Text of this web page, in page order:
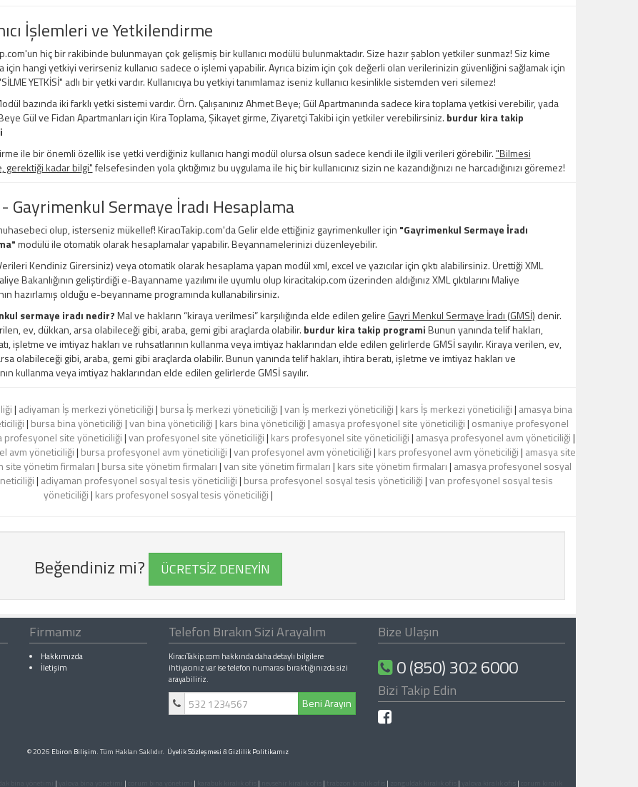
İşlemleri ve Yetkilendirme
hiç bir rakibinde bulunmayan çok gelişmiş bir kullanıcı modülü bulunmaktadır. Size hazır şablon yetkiler sunmaz! Siz kime
için hangi yetkiyi verirseniz kullanıcı sadece o işlemi yapabilir. Ayrıca bizim için çok değerli olan verilerinizin güvenliğini sağlamak için
YETKİSİ" adlı bir yetki vardır. Kullanıcıya bu yetkiyi tanımlamaz iseniz kullanıcı kesinlikle sistemden veri silemez!
bazında iki farklı yetki sistemi vardır. Örn. Çalışanınız Ahmet Beye; Gül Apartmanında sadece kira toplama yetkisi verebilir, yada
Gül ve Fidan Apartmanları için Kira Toplama, Şikayet girme, Ziyaretçi Takibi için yetkiler verebilirsiniz. burdur kira takip
ile bir önemli özellik ise yetki verdiğiniz kullanıcı hangi modül olursa olsun sadece kendi ile ilgili verileri görebilir."Bilmesi
gerektiği kadar bilgi"felsefesinden yola çıktığımız bu uygulama ile hiç bir kullanıcınız sizin ne kazandığınızı ne harcadığınızı göremez!
Gayrimenkul Sermaye İradı Hesaplama
olup, isterseniz mükellef! KiracıTakip.com'da Gelir elde ettiğiniz gayrimenkuller için "Gayrimenkul Sermaye İradı
modülü ile otomatik olarak hesaplamalar yapabilir. Beyannamelerinizi düzenleyebilir.
Kendiniz Girersiniz) veya otomatik olarak hesaplama yapan modül xml, excel ve yazıcılar için çıktı alabilirsiniz. Ürettiği XML
Bakanlığının geliştirdiği e-Bayanname yazılımı ile uyumlu olup kiracitakip.com üzerinden aldığınız XML çıktılarını Maliye
hazırlamış olduğu e-beyanname programında kullanabilirsiniz.
sermaye iradı nedir?Mal ve hakların “kiraya verilmesi” karşılığında elde edilen gelire Gayri Menkul Sermaye İradı (GMSİ) denir.
ev, dükkan, arsa olabileceği gibi, araba, gemi gibi araçlarda olabilir. burdur kira takip programiBunun yanında telif hakları,
işletme ve imtiyaz hakları ve ruhsatlarının kullanma veya imtiyaz haklarından elde edilen gelirlerde GMSİ sayılır. Kiraya verilen, ev,
olabileceği gibi, araba, gemi gibi araçlarda olabilir. Bunun yanında telif hakları, ihtira beratı, işletme ve imtiyaz hakları ve
kullanma veya imtiyaz haklarından elde edilen gelirlerde GMSİ sayılır.
| adiyaman İş merkezi yöneticiliği| bursa İş merkezi yöneticiliği|van İş merkezi yöneticiliği| kars İş merkezi yöneticiliği| amasya bina
| bursa bina yöneticiliği|van bina yöneticiliği| kars bina yöneticiliği| amasya profesyonel site yöneticiliği| osmaniye profesyonel
profesyonel site yöneticiliği|van profesyonel site yöneticiliği| kars profesyonel site yöneticiliği| amasya profesyonel avm yöneticiliği|
avm yöneticiliği| bursa profesyonel avm yöneticiliği|van profesyonel avm yöneticiliği| kars profesyonel avm yöneticiliği| amasya site
site yönetim firmaları| bursa site yönetim firmaları|van site yönetim firmaları| kars site yönetim firmaları| amasya profesyonel sosyal
| adiyaman profesyonel sosyal tesis yöneticiliği| bursa profesyonel sosyal tesis yöneticiliği|van profesyonel sosyal tesis
yöneticiliği| kars profesyonel sosyal tesis yöneticiliği|
Beğendiniz mi? ÜCRETSİZ DENEYİN
Firmamız
Hakkımızda
İletişim
Telefon Bırakın Sizi Arayalım
KiracıTakip.com hakkında daha detaylı bilgilere
ihtiyacınız var ise telefon numarası bıraktığınızda sizi
arayabiliriz.
Beni Arayın
Bize Ulaşın
0 (850) 302 6000
Bizi Takip Edin
© 2026 Ebiron Bilişim. Tüm Hakları Saklıdır. Üyelik Sözleşmesi &Gizlilik Politikamız
| | | | | | | |